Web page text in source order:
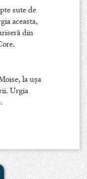
sute de
aceasta,
din
la uşa
Urgia